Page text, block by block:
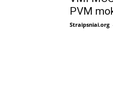
PVM
Straipsniai.org -